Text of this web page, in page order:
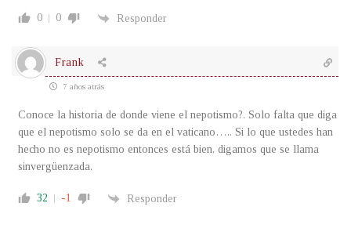
0 0 Responder
Frank
7 años atrás
Conoce la historia de donde viene el nepotismo?. Solo falta que diga
que el nepotismo solo se da en el vaticano….. Si lo que ustedes han
hecho no es nepotismo entonces está bien, digamos que se llama
sinvergüenzada.
32 -1 Responder